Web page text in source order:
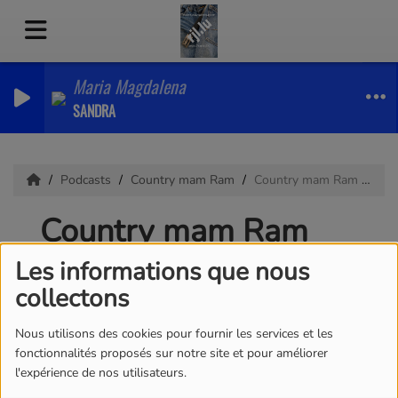
Les informations que nous
collectons
Nous utilisons des cookies pour fournir les services et les
fonctionnalités proposés sur notre site et pour améliorer
l'expérience de nos utilisateurs.
Maria Magdalena
SANDRA
Podcasts Country mam Ram Country mam Ram 03.08.2026
Country mam Ram
03.08.2026